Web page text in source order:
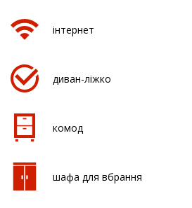
інтернет
диван-ліжко
комод
шафа для вбрання